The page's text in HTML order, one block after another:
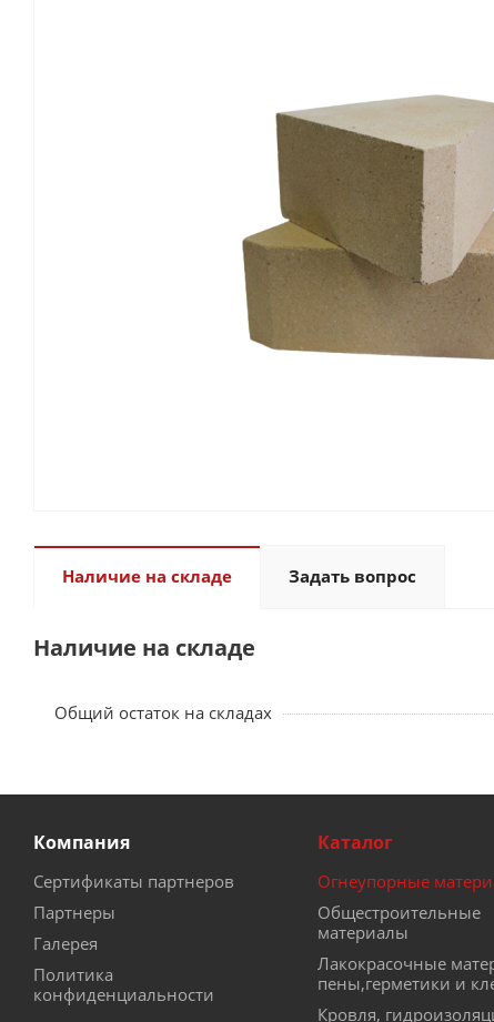
Наличие на складе Задать вопрос
Наличие на складе
Общий остаток на складах
Компания
Сертификаты партнеров
Партнеры
Галерея
Политика
конфиденциальности
Каталог
Огнеупорные
Общестроительные
материалы
Лакокрасочные
пены,герметики и
Кровля,